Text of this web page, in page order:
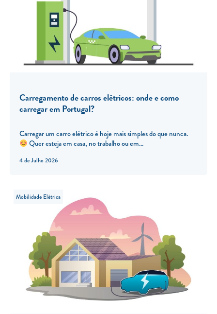
4 de Julho 2026
Carregamento de carros elétricos: onde e como
carregar em Portugal?
Carregar um carro elétrico é hoje mais simples do que nunca.
Quer esteja em casa, no trabalho ou em...
Mobilidade Elétrica